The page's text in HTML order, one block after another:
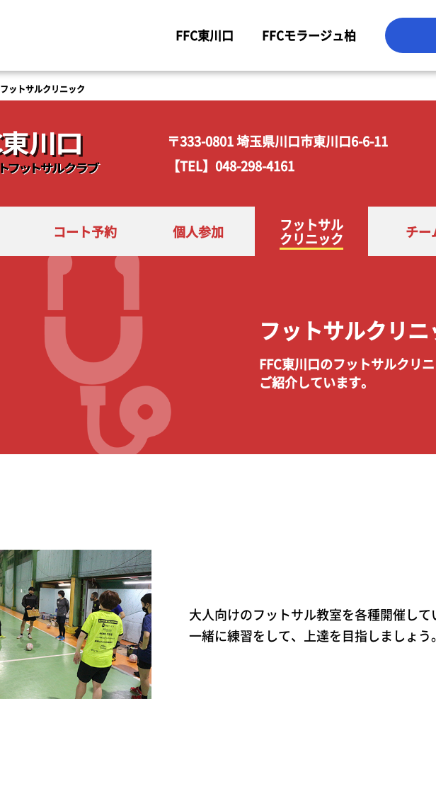
FFC東川口 FFCモラージュ柏
フットサルクリニック
〒333-0801 埼玉県川口市東川口6-6-11
【TEL】048-298-4161
コート予約 個人参加 フットサル
クリニック チー
フットサルクリニ
FFC東川口のフットサルクリ
ご紹介しています。
大人向けのフットサル教室を各種開催して
一緒に練習をして、上達を目指しましょう